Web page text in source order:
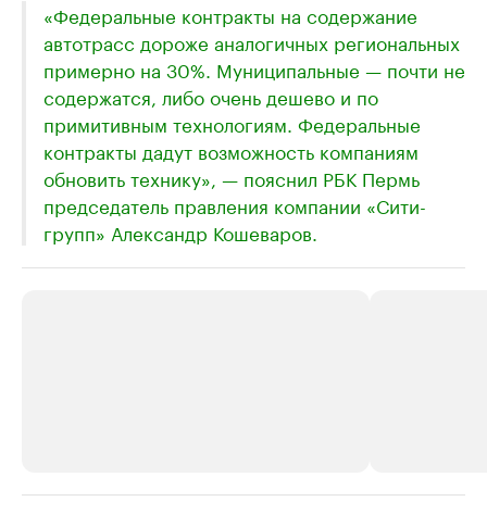
«Федеральные контракты на содержание
автотрасс дороже аналогичных региональных
примерно на 30%. Муниципальные — почти не
содержатся, либо очень дешево и по
примитивным технологиям. Федеральные
контракты дадут возможность компаниям
обновить технику», — пояснил РБК Пермь
председатель правления компании «Сити-
групп» Александр Кошеваров.